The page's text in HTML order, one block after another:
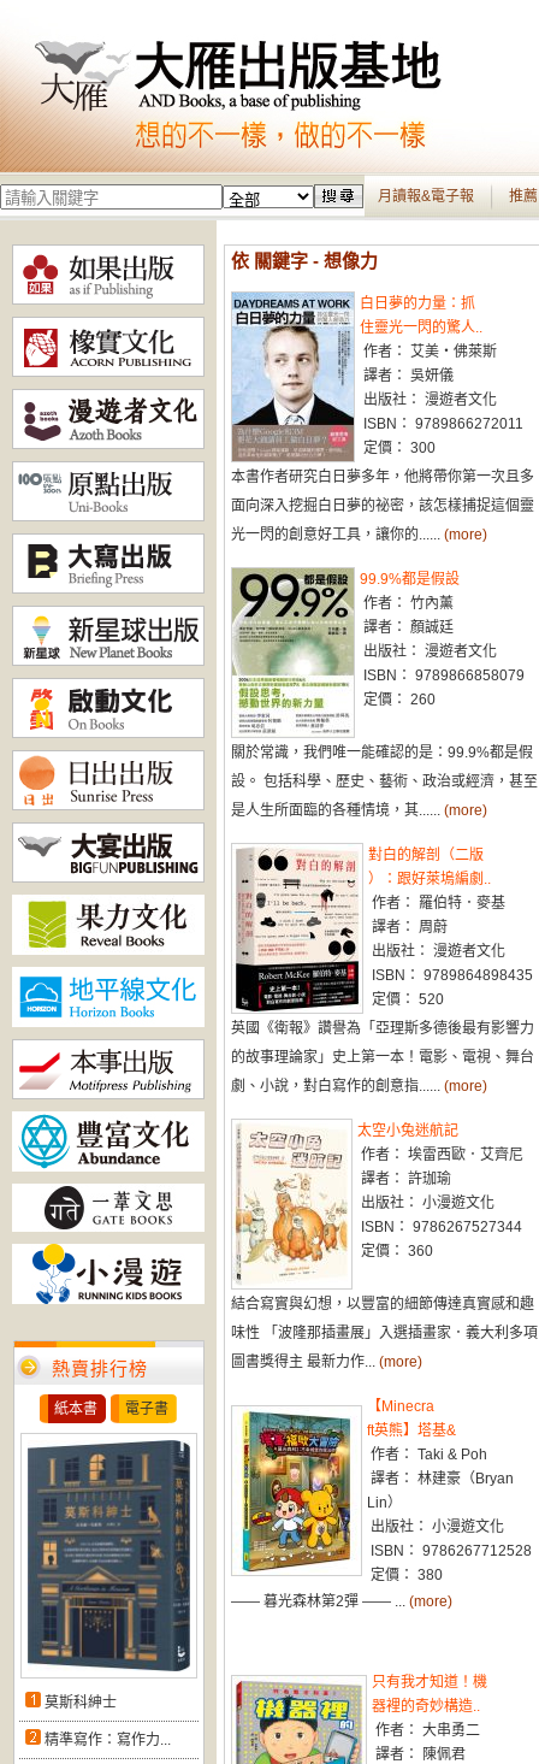
月讀報&電子報 推
熱賣排行榜
紙本書 電子書
莫斯科紳士
精準寫作：寫作力...
依 關鍵字 - 想像力
白日夢的力量：抓
住靈光一閃的驚人..
作者： 艾美‧佛萊斯
譯者： 吳妍儀
出版社： 漫遊者文化
ISBN： 9789866272011
定價： 300
本書作者研究白日夢多年，他將帶你第一次且多
面向深入挖掘白日夢的祕密，該怎樣捕捉這個靈
光一閃的創意好工具，讓你的...... (more)
99.9%都是假設
作者： 竹內薰
譯者： 顏誠廷
出版社： 漫遊者文化
ISBN： 9789866858079
定價： 260
關於常識，我們唯一能確認的是：99.9%都是假
設。 包括科學、歷史、藝術、政治或經濟，甚至
是人生所面臨的各種情境，其...... (more)
對白的解剖（二版
）：跟好萊塢編劇..
作者： 羅伯特．麥基
譯者： 周蔚
出版社： 漫遊者文化
ISBN： 9789864898435
定價： 520
英國《衛報》讚譽為「亞理斯多德後最有影響力
的故事理論家」史上第一本！電影、電視、舞台
劇、小說，對白寫作的創意指...... (more)
太空小兔迷航記
作者： 埃雷西歐．艾齊尼
譯者： 許珈瑜
出版社： 小漫遊文化
ISBN： 9786267527344
定價： 360
結合寫實與幻想，以豐富的細節傳達真實感和趣
味性 「波隆那插畫展」入選插畫家．義大利多項
圖書獎得主 最新力作... (more)
【Minecra
ft英熊】塔基&
作者： Taki & Poh
譯者： 林建豪（Bryan
Lin）
出版社： 小漫遊文化
ISBN： 9786267712528
定價： 380
—— 暮光森林第2彈 —— ... (more)
只有我才知道！機
器裡的奇妙構造..
作者： 大串勇二
譯者： 陳佩君